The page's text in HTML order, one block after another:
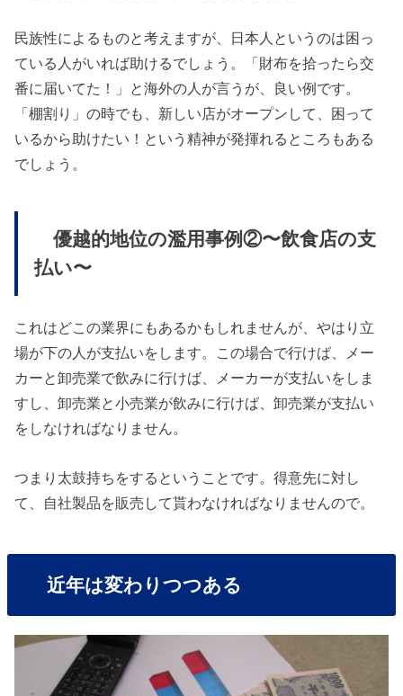
民族性によるものと考えますが、日本人というのは困っ
ている人がいれば助けるでしょう。「財布を拾ったら交
番に届いてた！」と海外の人が言うが、良い例です。
「棚割り」の時でも、新しい店がオープンして、困って
いるから助けたい！という精神が発揮れるところもある
でしょう。
優越的地位の濫用事例②〜飲食店の支
払い〜
これはどこの業界にもあるかもしれませんが、やはり立
場が下の人が支払いをします。この場合で行けば、メー
カーと卸売業で飲みに行けば、メーカーが支払いをしま
すし、卸売業と小売業が飲みに行けば、卸売業が支払い
をしなければなりません。
つまり太鼓持ちをするということです。得意先に対し
て、自社製品を販売して貰わなければなりませんので。
近年は変わりつつある